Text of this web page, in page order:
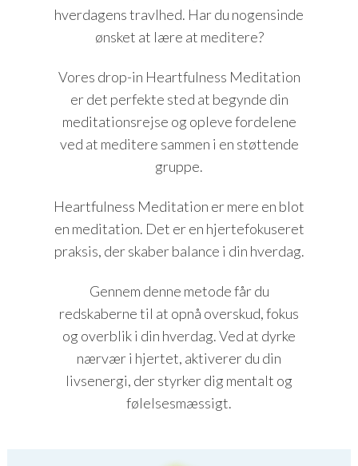
hverdagens travlhed. Har du nogensinde
ønsket at lære at meditere?
Vores drop-in Heartfulness Meditation
er det perfekte sted at begynde din
meditationsrejse og opleve fordelene
ved at meditere sammen i en støttende
gruppe.
Heartfulness Meditation er mere en blot
en meditation. Det er en hjertefokuseret
praksis, der skaber balance i din hverdag.
Gennem denne metode får du
redskaberne til at opnå overskud, fokus
og overblik i din hverdag. Ved at dyrke
nærvær i hjertet, aktiverer du din
livsenergi, der styrker dig mentalt og
følelsesmæssigt.